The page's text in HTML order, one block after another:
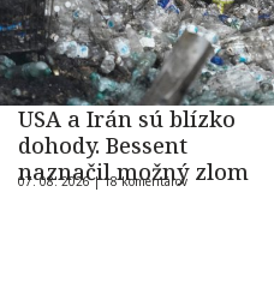
USA a Irán sú blízko
dohody. Bessent
naznačil možný zlom
07. 08. 2026 |18 komentárov